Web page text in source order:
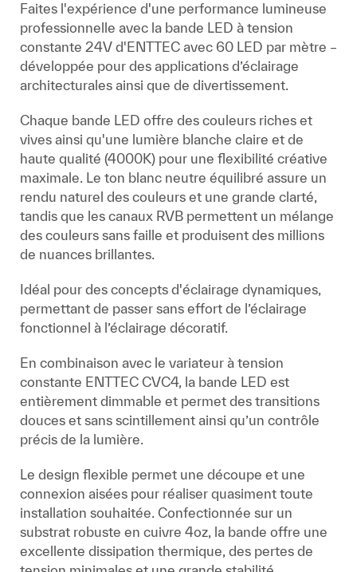
Faites l'expérience d'une performance lumineuse
professionnelle avec la bande LED à tension
constante 24V d'ENTTEC avec 60 LED par mètre –
développée pour des applications d’éclairage
architecturales ainsi que de divertissement.
Chaque bande LED offre des couleurs riches et
vives ainsi qu'une lumière blanche claire et de
haute qualité (4000K) pour une flexibilité créative
maximale. Le ton blanc neutre équilibré assure un
rendu naturel des couleurs et une grande clarté,
tandis que les canaux RVB permettent un mélange
des couleurs sans faille et produisent des millions
de nuances brillantes.
Idéal pour des concepts d'éclairage dynamiques,
permettant de passer sans effort de l’éclairage
fonctionnel à l’éclairage décoratif.
En combinaison avec le variateur à tension
constante ENTTEC CVC4, la bande LED est
entièrement dimmable et permet des transitions
douces et sans scintillement ainsi qu’un contrôle
précis de la lumière.
Le design flexible permet une découpe et une
connexion aisées pour réaliser quasiment toute
installation souhaitée. Confectionnée sur un
substrat robuste en cuivre 4oz, la bande offre une
excellente dissipation thermique, des pertes de